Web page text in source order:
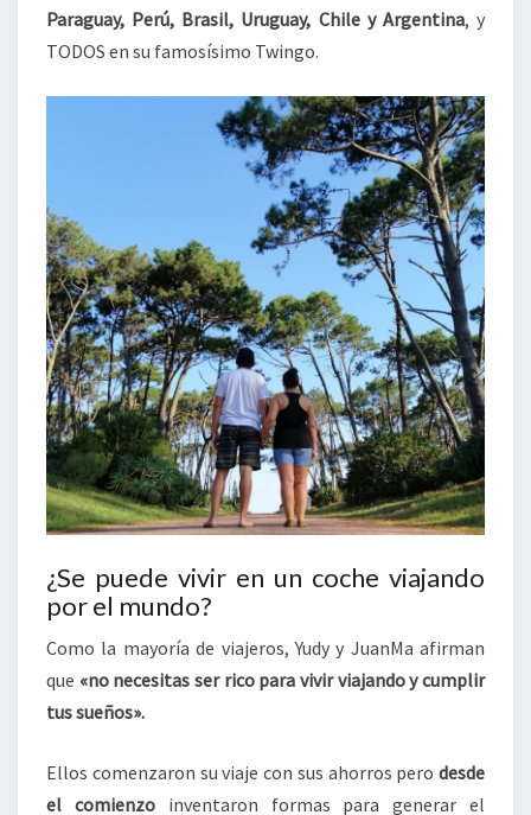
Paraguay, Perú, Brasil, Uruguay, Chile y Argentina, y
TODOS en su famosísimo Twingo.
¿Se puede vivir en un coche viajando
por el mundo?
Como la mayoría de viajeros, Yudy y JuanMa afirman
que «no necesitas ser rico para vivir viajando y cumplir
tus sueños».
Ellos comenzaron su viaje con sus ahorros pero desde
el comienzoinventaron formas para generar el